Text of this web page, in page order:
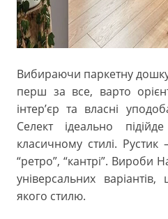
Вибираючи паркетну дошку
перш за все, варто
інтер’єр та власні
Селект ідеально
класичному стилі. Рустик
“ретро”, “кантрі”. Вироби
універсальних
якого стилю.